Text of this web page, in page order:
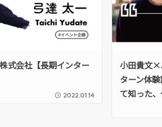
式会社【長期インター
2022.01.14
小田貴文×
ターン体
て知った